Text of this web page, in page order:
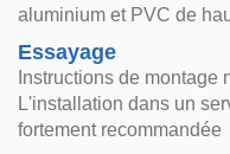
aluminium et PVC de
Essayage
Instructions de montage
L'installation dans un
fortement recommandée